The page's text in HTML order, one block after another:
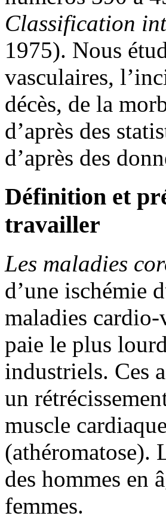
Classification
1975). Nous
vasculaires,
décès, de la
d’après des
d’après des
Définition et
travailler
Les maladies
d’une ischémie
maladies
paie le plus
industriels. Ces
un
muscle
(athéromatose).
des hommes en
femmes.